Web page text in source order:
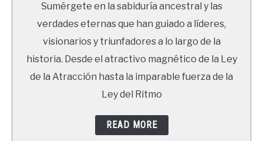
NEWSLETTER
Sumérgete en la sabiduría ancestral y las
verdades eternas que han guiado a líderes,
visionarios y triunfadores a lo largo de la
historia. Desde el atractivo magnético de la Ley
de la Atracción hasta la imparable fuerza de la
Ley del Ritmo
READ MORE